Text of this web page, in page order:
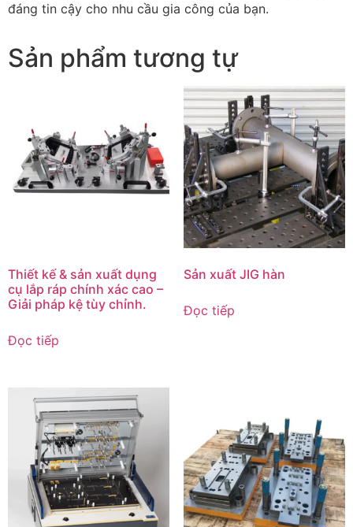
đáng tin cậy cho nhu cầu gia công của bạn.
Sản phẩm tương tự
Thiết kế & sản xuất dụng
cụ lắp ráp chính xác cao –
Giải pháp kệ tùy chỉnh.
Đọc tiếp
Sản xuất JIG hàn
Đọc tiếp